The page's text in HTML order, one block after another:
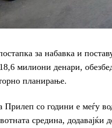
за набавка и
милиони денари,
планирање.
Прилеп со години е меѓу
средина, додавајќи